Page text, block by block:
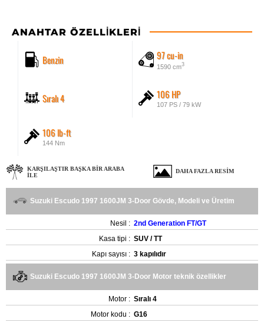
ANAHTAR ÖZELLIKLERI
Benzin 97 cu-in
1590 cm3
Sıralı 4 106 HP
107 PS / 79 kW
106 lb-ft
144 Nm
KARŞILAŞTIR BAŞKA BIR ARABA
ILE
DAHA FAZLA RESIM
Suzuki Escudo 1997 1600JM 3-Door Gövde, Modeli ve Üretim
Nesil : 2nd Generation FT/GT
Kasa tipi : SUV / TT
Kapı sayısı : 3 kapılıdır
Suzuki Escudo 1997 1600JM 3-Door Motor teknik özellikler
Motor : Sıralı 4
Motor kodu : G16